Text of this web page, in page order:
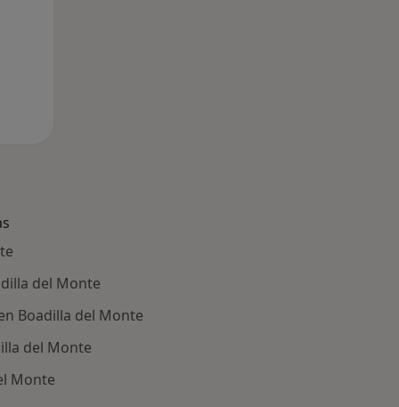
del Monte
Boadilla del Monte
del Monte
Monte